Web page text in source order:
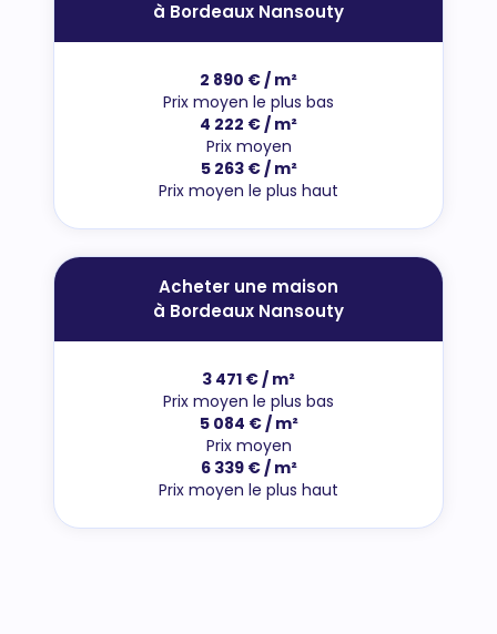
à Bordeaux Nansouty
2 890 € / m²
Prix moyen le plus bas
4 222 € / m²
Prix moyen
5 263 € / m²
Prix moyen le plus haut
Acheter une maison
à Bordeaux Nansouty
3 471 € / m²
Prix moyen le plus bas
5 084 € / m²
Prix moyen
6 339 € / m²
Prix moyen le plus haut